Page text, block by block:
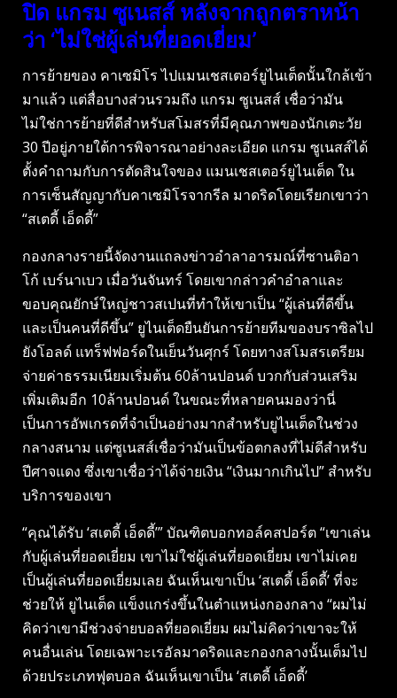
ปิด แกรม ซูเนสส์ หลังจากถูกตราหน้า
ว่า ‘ไม่ใช่ผู้เล่นที่ยอดเยี่ยม’
การย้ายของ คาเซมิโร ไปแมนเชสเตอร์ยูไนเต็ดนั้นใกล้เข้า
มาแล้ว แต่สื่อบางส่วนรวมถึง แกรม ซูเนสส์ เชื่อว่ามัน
ไม่ใช่การย้ายที่ดีสำหรับสโมสรที่มีคุณภาพของนักเตะวัย
30 ปีอยู่ภายใต้การพิจารณาอย่างละเอียด แกรม ซูเนสส์ได้
ตั้งคำถามกับการตัดสินใจของ แมนเชสเตอร์ยูไนเต็ด ใน
การเซ็นสัญญากับคาเซมิโรจากรีล มาดริดโดยเรียกเขาว่า
“สเตดี้ เอ็ดดี้”
กองกลางรายนี้จัดงานแถลงข่าวอำลาอารมณ์ที่ซานติอา
โก้ เบร์นาเบว เมื่อวันจันทร์ โดยเขากล่าวคำอำลาและ
ขอบคุณยักษ์ใหญ่ชาวสเปนที่ทำให้เขาเป็น “ผู้เล่นที่ดีขึ้น
และเป็นคนที่ดีขึ้น” ยูไนเต็ดยืนยันการย้ายทีมของบราซิลไป
ยังโอลด์ แทร็ฟฟอร์ดในเย็นวันศุกร์ โดยทางสโมสรเตรียม
จ่ายค่าธรรมเนียมเริ่มต้น 60ล้านปอนด์ บวกกับส่วนเสริม
เพิ่มเติมอีก 10ล้านปอนด์ ในขณะที่หลายคนมองว่านี่
เป็นการอัพเกรดที่จำเป็นอย่างมากสำหรับยูไนเต็ดในช่วง
กลางสนาม แต่ซูเนสส์เชื่อว่ามันเป็นข้อตกลงที่ไม่ดีสำหรับ
ปีศาจแดง ซึ่งเขาเชื่อว่าได้จ่ายเงิน “เงินมากเกินไป” สำหรับ
บริการของเขา
“คุณได้รับ ‘สเตดี้ เอ็ดดี้’” บัณฑิตบอกทอล์คสปอร์ต “เขาเล่น
กับผู้เล่นที่ยอดเยี่ยม เขาไม่ใช่ผู้เล่นที่ยอดเยี่ยม เขาไม่เคย
เป็นผู้เล่นที่ยอดเยี่ยมเลย ฉันเห็นเขาเป็น ‘สเตดี้ เอ็ดดี้’ ที่จะ
ช่วยให้ ยูไนเต็ด แข็งแกร่งขึ้นในตำแหน่งกองกลาง “ผมไม่
คิดว่าเขามีช่วงจ่ายบอลที่ยอดเยี่ยม ผมไม่คิดว่าเขาจะให้
คนอื่นเล่น โดยเฉพาะเรอัลมาดริดและกองกลางนั้นเต็มไป
ด้วยประเภทฟุตบอล ฉันเห็นเขาเป็น ‘สเตดี้ เอ็ดดี้’